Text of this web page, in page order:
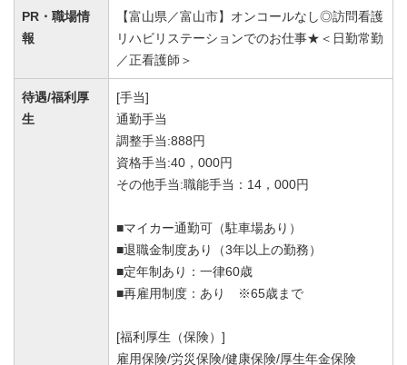
PR・職場情
報
【富山県／富山市】オンコールなし◎訪問看護
リハビリステーションでのお仕事★＜日勤常勤
／正看護師＞
待遇/福利厚
生
[手当]
通勤手当
調整手当:888円
資格手当:40，000円
その他手当:職能手当：14，000円
■マイカー通勤可（駐車場あり）
■退職金制度あり（3年以上の勤務）
■定年制あり：一律60歳
■再雇用制度：あり ※65歳まで
[福利厚生（保険）]
雇用保険/労災保険/健康保険/厚生年金保険